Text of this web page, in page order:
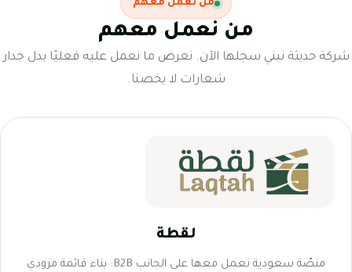
من نعمل معهم
من نعمل معهم
شركة حديثة نبني سجلها الآن. نعرض ما نعمل عليه فعليًا بدل جدار
شعارات لا يخصنا.
لقطة
منصّة سعودية نعمل معها على الجانب B2B: بناء قائمة مزودي